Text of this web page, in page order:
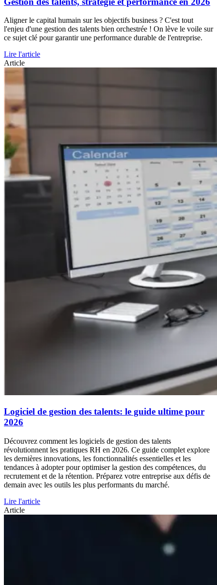
Aligner le capital humain sur les objectifs business ? C'est tout
l'enjeu d'une gestion des talents bien orchestrée ! On lève le voile sur
ce sujet clé pour garantir une performance durable de l'entreprise.
Lire l'article
Article
Logiciel de gestion des talents: le guide ultime pour
2026
Découvrez comment les logiciels de gestion des talents
révolutionnent les pratiques RH en 2026. Ce guide complet explore
les dernières innovations, les fonctionnalités essentielles et les
tendances à adopter pour optimiser la gestion des compétences, du
recrutement et de la rétention. Préparez votre entreprise aux défis de
demain avec les outils les plus performants du marché.
Lire l'article
Article